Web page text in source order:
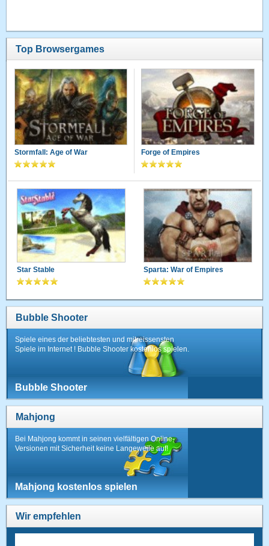
Top Browsergames
Stormfall: Age of War Forge of Empires
Star Stable Sparta: War of Empires
Bubble Shooter
Spiele eines der beliebtesten und mitreissensten
Spiele im Internet ! Bubble Shooter kostenlos spielen.
Bubble Shooter
Mahjong
Bei Mahjong kommt in seinen vielfältigen Online-
Versionen mit Sicherheit keine Langeweile auf!
Mahjong kostenlos spielen
Wir empfehlen